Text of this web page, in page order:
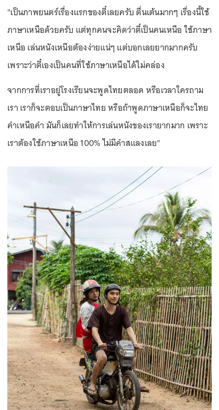
"เป็นภาพยนตร์เรื่องแรกของตี๋เลยครับ ตื่นเต้นมากๆ เรื่องนี้ใช้
ภาษาเหนือด้วยครับ แต่ทุกคนจะคิดว่าตี๋เป็นคนเหนือ ใช้ภาษา
เหนือ เล่นหนังเหนือต้องง่ายแน่ๆ แต่บอกเลยยากมากครับ
เพราะว่าตี๋เองเป็นคนที่ใช้ภาษาเหนือได้ไม่คล่อง
จากการที่เราอยู่โรงเรียนจะพูดไทยตลอด หรือเวลาใครถาม
เรา เราก็จะตอบเป็นภาษาไทย หรือถ้าพูดภาษาเหนือก็จะไทย
คำเหนือคำ มันก็เลยทำให้การเล่นหนังของเรายากมาก เพราะ
เราต้องใช้ภาษาเหนือ 100% ไม่มีคำสแลงเลย"